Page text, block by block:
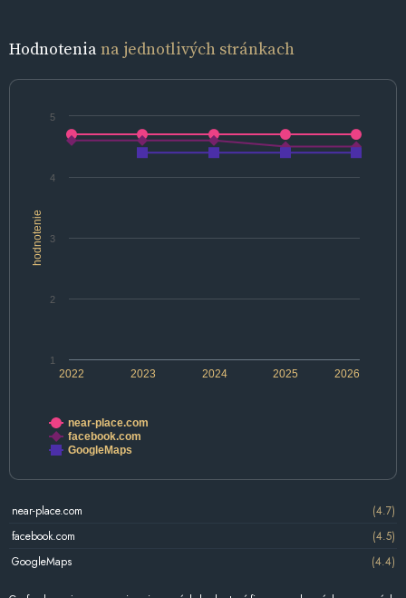
Hodnoteniana jednotlivých stránkach
hodnotenie
2022 2024 2026
2023 2025
1
2
3
4
5
near-place.com
facebook.com
GoogleMaps
near-place.com
(4.7)
facebook.com
(4.5)
GoogleMaps
(4.4)